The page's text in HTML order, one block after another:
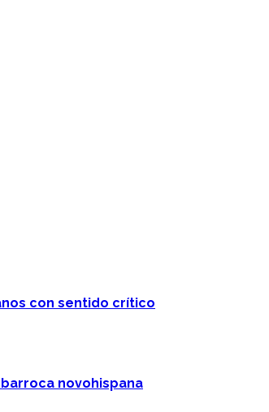
con sentido crítico
novohispana